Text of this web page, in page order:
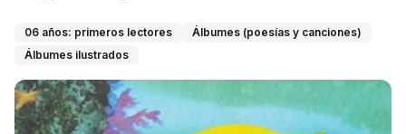
06 años: primeros lectores
Álbumes (poesías y canciones)
Álbumes ilustrados